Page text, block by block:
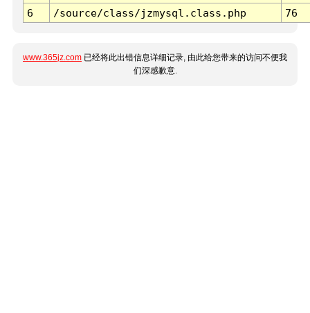
6 /source/class/jzmysql.class.php 76
www.365jz.com 已经将此出错信息详细记录, 由此给您带来的访问不便我
们深感歉意.